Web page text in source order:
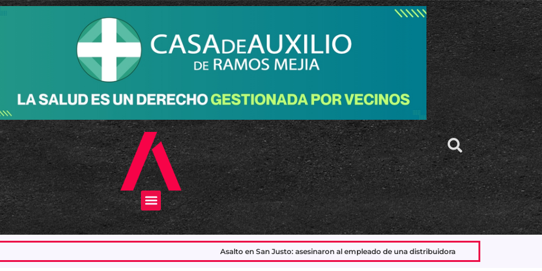
Menu
Asalto en San Justo: asesinaron al empleado de una distribuidora Peabody dejó de fabricar en su planta